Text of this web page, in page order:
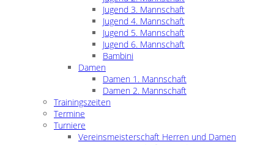
Jugend 3. Mannschaft
Jugend 4. Mannschaft
Jugend 5. Mannschaft
Jugend 6. Mannschaft
Bambini
Damen
Damen 1. Mannschaft
Damen 2. Mannschaft
Trainingszeiten
Termine
Turniere
Vereinsmeisterschaft Herren und Damen